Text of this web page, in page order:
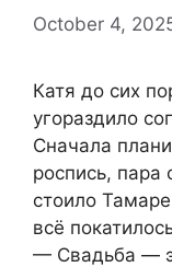
October 4,
Катя до сих
угораздило
Сначала
роспись,
стоило
всё
— Свадьба —